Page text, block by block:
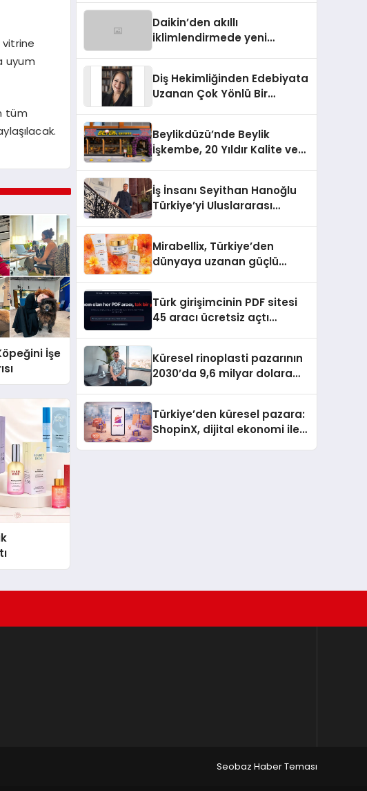
vitrine
uyum
tüm
İşe
Daikin’den akıllı
iklimlendirmede yeni
Diş Hekimliğinden Edebiyata
Uzanan Çok Yönlü Bir
Beylikdüzü’nde Beylik
İşkembe, 20 Yıldır Kalite ve
İş İnsanı Seyithan Hanoğlu
Türkiye’yi Uluslararası
Mirabellix, Türkiye’den
dünyaya uzanan güçlü
Türk girişimcinin PDF sitesi
45 aracı ücretsiz açtı
Küresel rinoplasti pazarının
2030’da 9,6 milyar dolara
Türkiye’den küresel pazara:
ShopinX, dijital ekonomi ile
Seobaz Haber Teması